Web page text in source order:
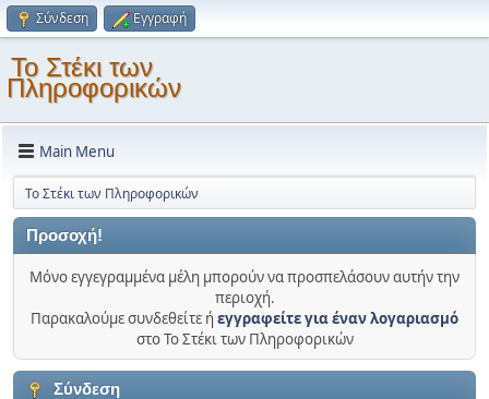
Σύνδεση Εγγραφή
Το Στέκι των
Πληροφορικών
Main Menu
Το Στέκι των Πληροφορικών
Προσοχή!
Μόνο εγγεγραμμένα μέλη μπορούν να προσπελάσουν αυτήν την
περιοχή.
Παρακαλούμε συνδεθείτε ήεγγραφείτε για έναν λογαριασμό
στο Το Στέκι των Πληροφορικών
Σύνδεση